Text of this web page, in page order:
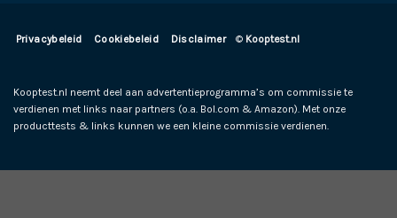
Privacybeleid Cookiebeleid Disclaimer © Kooptest.nl
Kooptest.nl neemt deel aan advertentieprogramma’s om commissie te
verdienen met links naar partners (o.a. Bol.com & Amazon). Met onze
producttests & links kunnen we een kleine commissie verdienen.